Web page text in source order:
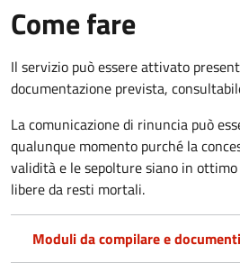
Come fare
Il servizio può essere attivato
documentazione prevista,
La comunicazione di rinuncia può
qualunque momento purché la
validità e le sepolture siano in
libere da resti mortali.
Moduli da compilare e